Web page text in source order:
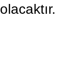
olacaktır.